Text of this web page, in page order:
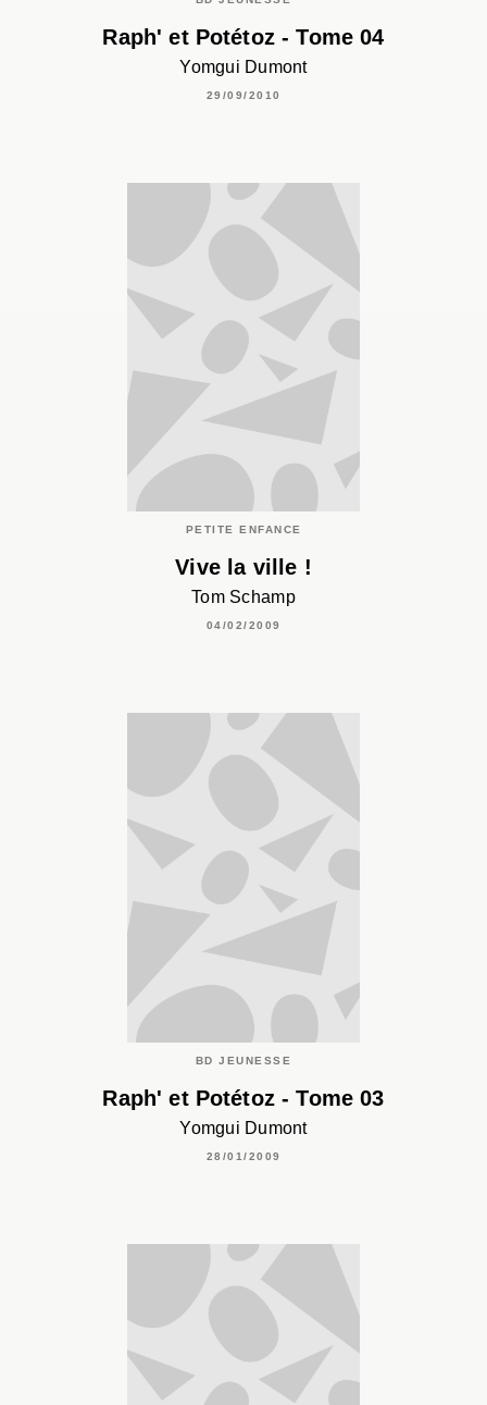
Raph' et Potétoz - Tome 04
Yomgui Dumont
29/09/2010
PETITE ENFANCE
Vive la ville !
Tom Schamp
04/02/2009
BD JEUNESSE
Raph' et Potétoz - Tome 03
Yomgui Dumont
28/01/2009